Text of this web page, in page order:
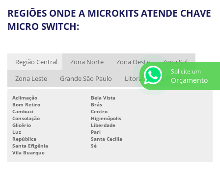
VÁLVULA DE CONTROLE PNEUMÁTICA BORBOLETA
VÁLVULA PNEUMÁTICA
VÁLVULA SOLENÓIDE NAMUR
ATUADOR ELÉTRICO 24V
ATUADOR ELÉTRICO 220V
ATUADOR ELÉTRICO ROTATIVO
ATUADOR ELÉTRICO ROTATIVO PREÇO
ATUADOR PNEUMÁTICO
REGIÕES ONDE A MICROKITS ATENDE CHAVE
MICRO SWITCH:
Região Central Zona Norte Zona Oeste
Zona Sul
Zona Leste
Grande São Paulo Litoral de São Paulo
Aclimação
Bela Vista
Bom Retiro
Brás
Cambuci
Centro
Consolação
Higienópolis
Glicério
Liberdade
Luz
Pari
República
Santa Cecília
Santa Efigênia
Sé
Vila Buarque
Solicite um
Orçamento